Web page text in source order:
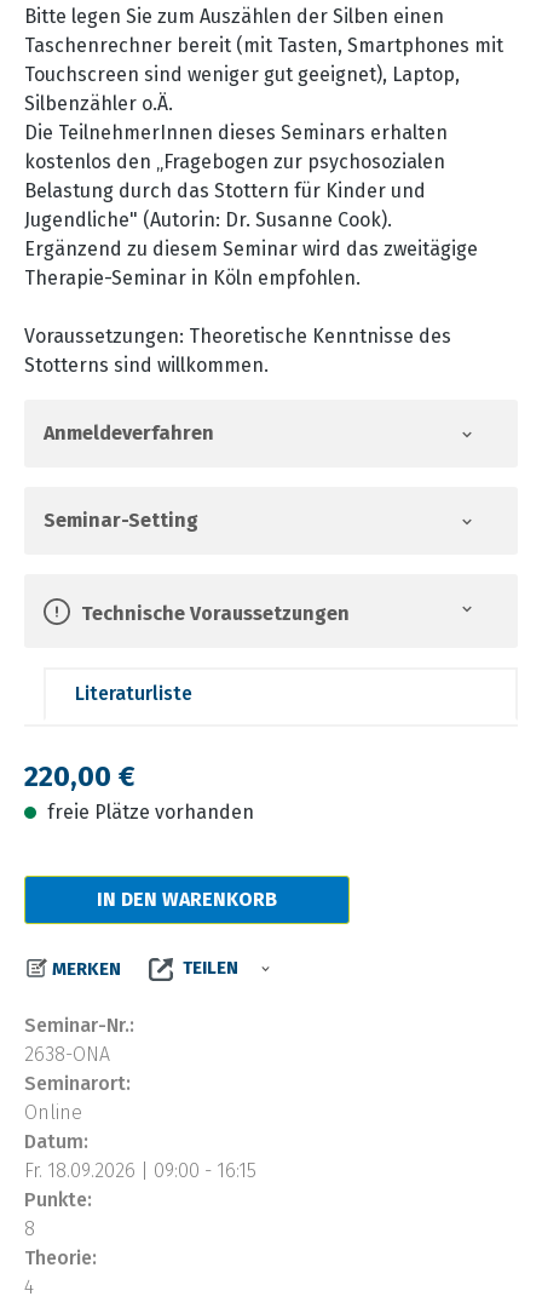
Bitte legen Sie zum Auszählen der Silben einen
Taschenrechner bereit (mit Tasten, Smartphones mit
Touchscreen sind weniger gut geeignet), Laptop,
Silbenzähler o.Ä.
Die TeilnehmerInnen dieses Seminars erhalten
kostenlos den „Fragebogen zur psychosozialen
Belastung durch das Stottern für Kinder und
Jugendliche" (Autorin: Dr. Susanne Cook).
Ergänzend zu diesem Seminar wird das zweitägige
Therapie-Seminar in Köln empfohlen.
Voraussetzungen: Theoretische Kenntnisse des
Stotterns sind willkommen.
Anmeldeverfahren
Seminar-Setting
Technische Voraussetzungen
Literaturliste
Regulärer Preis:
220,00 €
freie Plätze vorhanden
IN DEN WARENKORB
MERKEN TEILEN
Seminar-Nr.:
2638-ONA
Seminarort:
Online
Datum:
Fr. 18.09.2026 | 09:00 - 16:15
Punkte:
8
Theorie:
4